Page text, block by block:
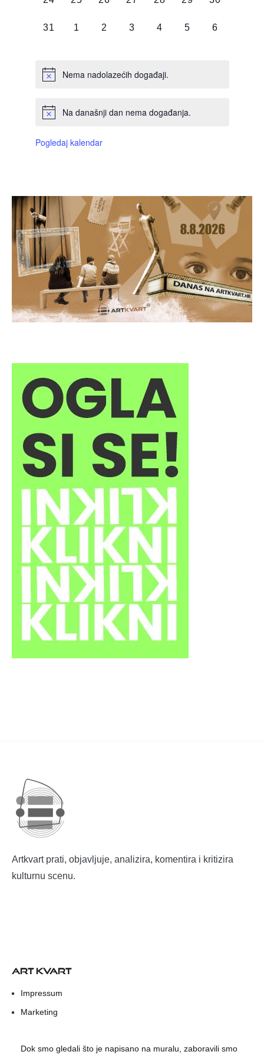
0
31
0
1
0
2
0
3
0
4
0
5
0
6
Nema nadolazećih događaji.
Na današnji dan nema događanja.
Pogledaj kalendar
Artkvart prati, objavljuje, analizira, komentira i kritizira
kulturnu scenu.
ART KVART
Impressum
Marketing
Dok smo gledali što je napisano na muralu, zaboravili smo